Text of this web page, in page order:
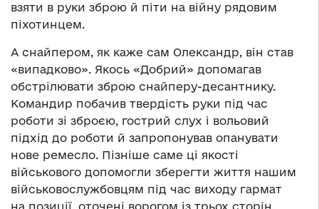
взяти в руки зброю й піти на війну рядовим
піхотинцем.
А снайпером, як каже сам Олександр, він став
«випадково». Якось «Добрий» допомагав
обстрілювати зброю снайперу-десантнику.
Командир побачив твердість руки під час
роботи зі зброєю, гострий слух і вольовий
підхід до роботи й запропонував опанувати
нове ремесло. Пізніше саме ці якості
військового допомогли зберегти життя нашим
військовослужбовцям під час виходу гармат
на позиції, оточені ворогом із трьох сторін.